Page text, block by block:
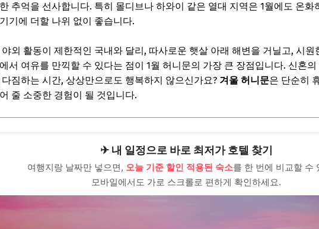
장점: 눈부신 자연과 프라이빗함
다들 사는 “가성비 꿀템” 먼저 보고 가세요
스·유튜브·ChatGPT, 제값 내지 말고 할인해서 쓰세요
천국, 하와이 허니문 완전 정복
고려사항: 북적임과 물가
다들 사는 “가성비 꿀템” 먼저 보고 가세요
스·유튜브·ChatGPT, 제값 내지 말고 할인해서 쓰세요
하와이, 당신의 선택은? 핵심 비교 포인트
추억을 선사합니다. 특히 몰디브나 하와이 같은 열대 지역은 1월에도 온
기에 더할 나위 없이 좋습니다.
외 활동이 제한적인 국내와 달리, 따사로운 햇살 아래 해변을 거닐고, 시
서 여유를 만끽할 수 있다는 점이 1월 허니문의 가장 큰 장점입니다. 신혼
짐하는 시간, 상상만으로도 행복하지 않으신가요? 겨울 허니문은 단순히
줄 소중한 경험이 될 것입니다.
✈ 내 일정으로 바로 최저가 호텔 찾기
여행지랑 날짜만 넣으면, 오늘 기준 할인 적용된 숙소를 한 번에 비교할 수
모바일에서도 가로 스크롤로 편하게 확인하세요.